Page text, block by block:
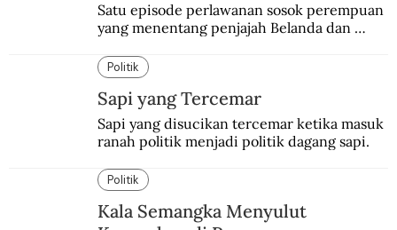
Satu episode perlawanan sosok perempuan
yang menentang penjajah Belanda dan
menyisakan misteri.
Politik
Sapi yang Tercemar
Sapi yang disucikan tercemar ketika masuk
ranah politik menjadi politik dagang sapi.
Politik
Kala Semangka Menyulut